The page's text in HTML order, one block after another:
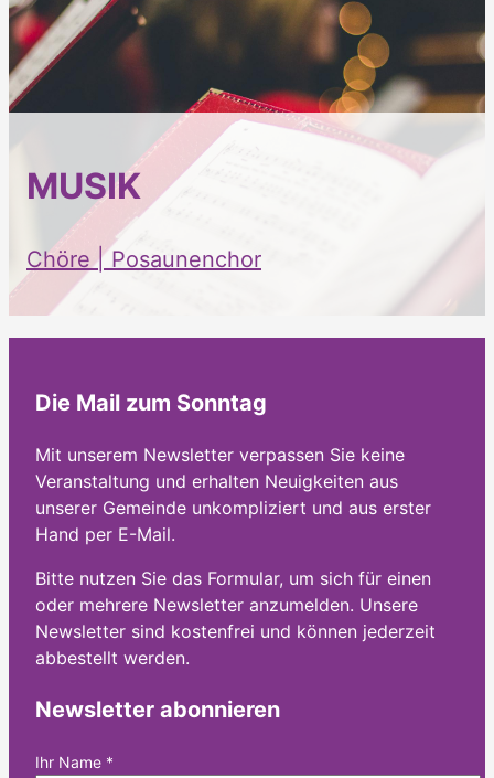
MUSIK
Chöre | Posaunenchor
Die Mail zum Sonntag
Mit unserem Newsletter verpassen Sie keine
Veranstaltung und erhalten Neuigkeiten aus
unserer Gemeinde unkompliziert und aus erster
Hand per E-Mail.
Bitte nutzen Sie das Formular, um sich für einen
oder mehrere Newsletter anzumelden. Unsere
Newsletter sind kostenfrei und können jederzeit
abbestellt werden.
Newsletter abonnieren
Ihr Name *